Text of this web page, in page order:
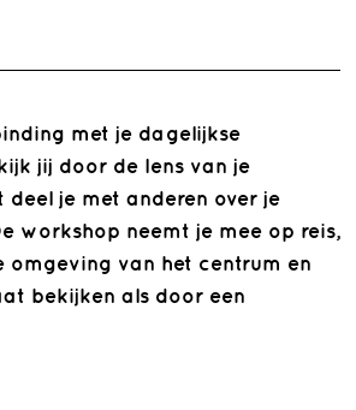
met je dagelijkse
jij door de lens van je
je met anderen over je
workshop neemt je mee op reis,
omgeving van het centrum en
bekijken als door een